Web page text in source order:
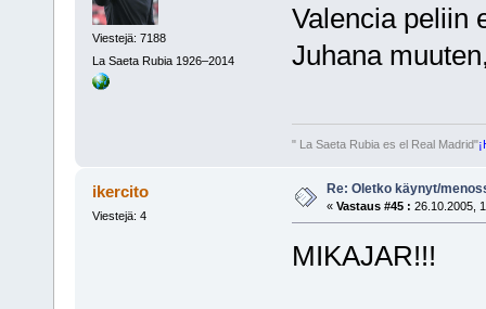
Viestejä: 7188
La Saeta Rubia 1926–2014
Valencia peliin
Juhana
" La Saeta Rubia es el Real Madrid"
ikercito
Viestejä: 4
Re: Oletko käynyt/
« Vastaus #45 : 26.10.2005,
MIKAJAR!!!